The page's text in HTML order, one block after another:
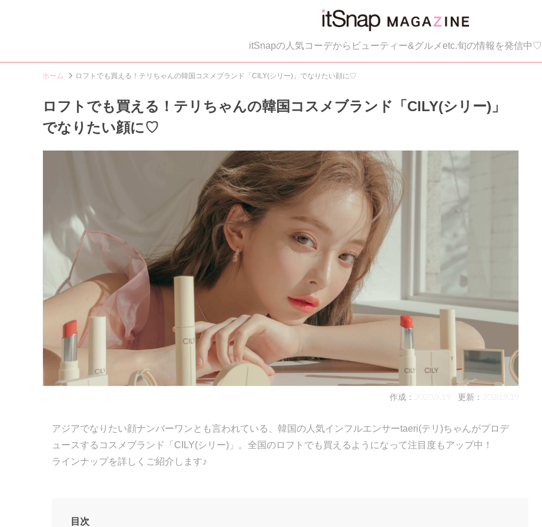
itSnapの人気コーデからビューティー&グルメetc.旬の情報を発信中♡
ホーム ロフトでも買える！テリちゃんの韓国コスメブランド「CILY(シリー)」でなりたい顔に♡
ロフトでも買える！テリちゃんの韓国コスメブランド「CILY(シリー)」
でなりたい顔に♡
作成：2020.9.19 更新：2020.9.19
アジアでなりたい顔ナンバーワンとも言われている、韓国の人気インフルエンサーtaeri(テリ)ちゃんがプロデ
ュースするコスメブランド「CILY(シリー)」。全国のロフトでも買えるようになって注目度もアップ中！
ラインナップを詳しくご紹介します♪
目次